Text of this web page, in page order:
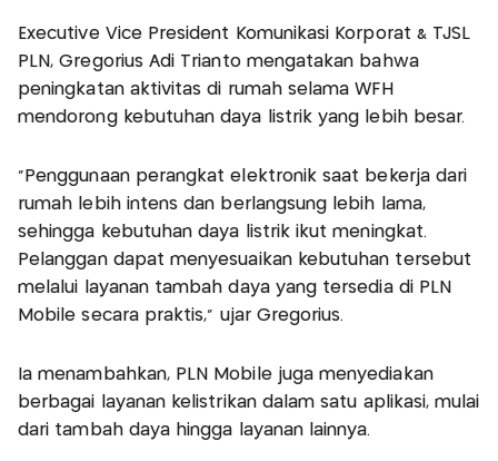
Executive Vice President Komunikasi Korporat & TJSL
PLN, Gregorius Adi Trianto mengatakan bahwa
peningkatan aktivitas di rumah selama WFH
mendorong kebutuhan daya listrik yang lebih besar.
“Penggunaan perangkat elektronik saat bekerja dari
rumah lebih intens dan berlangsung lebih lama,
sehingga kebutuhan daya listrik ikut meningkat.
Pelanggan dapat menyesuaikan kebutuhan tersebut
melalui layanan tambah daya yang tersedia di PLN
Mobile secara praktis,” ujar Gregorius.
Ia menambahkan, PLN Mobile juga menyediakan
berbagai layanan kelistrikan dalam satu aplikasi, mulai
dari tambah daya hingga layanan lainnya.